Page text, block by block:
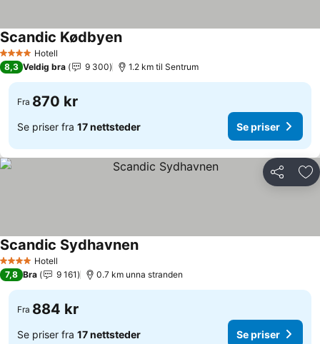
4 StjernerHotell
Scandic Kødbyen
8,3 Veldig bra 9 300 1.2 km til Sentrum
Fra 870 kr
Se priser fra 17 nettsteder Se priser
Del
4 StjernerHotell
Scandic Sydhavnen
7,8 Bra 9 161 0.7 km unna stranden
Fra 884 kr
Se priser fra 17 nettsteder Se priser